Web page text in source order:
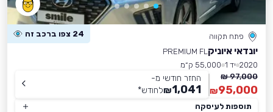
פתח תקווה 24 צפו ברכב זה
יונדאי איוניק PREMIUM FL
2020 יד 1
55,000 ק״מ
97,000 ₪
95,000
₪
החזר חודשי מ-
1,041
₪לחודש*
תוספות לעיסקה